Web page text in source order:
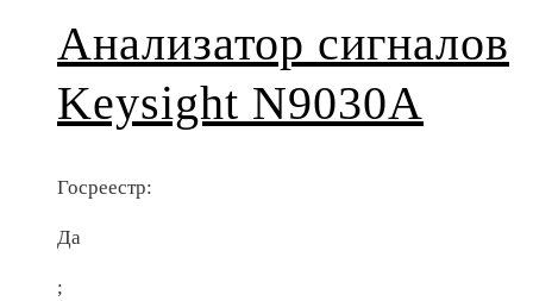
Анализатор сигналов
Keysight N9030A
Госреестр:
Да
;